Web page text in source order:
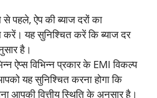
पहले, ऐप की ब्याज दरों का
करें। यह सुनिश्चित करें कि ब्याज दर
है।
ऐप्स विभिन्न प्रकार के EMI विकल्प
यह सुनिश्चित करना होगा कि
आपकी वित्तीय स्थिति के अनुसार है।